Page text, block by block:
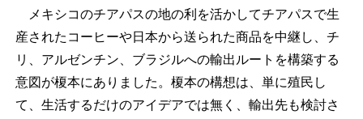
メキシコのチアパスの地の利を活かしてチアパスで生
産されたコーヒーや日本から送られた商品を中継し、チ
リ、アルゼンチン、ブラジルへの輸出ルートを構築する
意図が榎本にありました。榎本の構想は、単に殖民し
て、生活するだけのアイデアでは無く、輸出先も検討さ